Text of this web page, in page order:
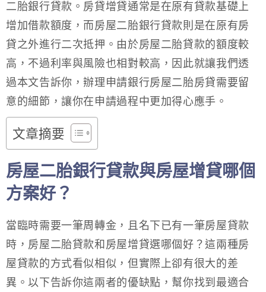
二胎銀行貸款。房貸增貸通常是在原有貸款基礎上
增加借款額度，而房屋二胎銀行貸款則是在原有房
貸之外進行二次抵押。由於房屋二胎貸款的額度較
高，不過利率與風險也相對較高，因此就讓我們透
過本文告訴你，辦理申請銀行房屋二胎房貸需要留
意的細節，讓你在申請過程中更加得心應手。
文章摘要
房屋二胎銀行貸款與房屋增貸哪個
方案好？
當臨時需要一筆周轉金，且名下已有一筆房屋貸款
時，房屋二胎貸款和房屋增貸選哪個好？這兩種房
屋貸款的方式看似相似，但實際上卻有很大的差
異。以下告訴你這兩者的優缺點，幫你找到最適合